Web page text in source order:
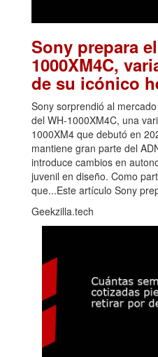
Sony prepara
1000XM4C,
de su icónico
Sony sorprendió al
del WH-1000XM4C, una
1000XM4 que debutó en
mantiene gran parte del
introduce cambios en
juvenil en diseño. Como
que...Este artículo Sony
Geekzilla.tech